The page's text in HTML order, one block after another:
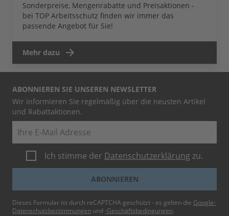
Sonderpreise, Mengenrabatte und Preisaktionen -
bei TOP Arbeitsschutz finden wir immer das
passende Angebot für Sie!
Mehr dazu
ABONNIEREN SIE UNSEREN NEWSLETTER
Wir informieren Sie regelmäßig über die neusten Artikel
und Rabattaktionen.
Ich stimme der Datenschutzerklärung zu.
ABONNIEREN
Dieses Formular ist durch reCAPTCHA geschützt - es gelten die Google-
Datenschutzbestimmungen und -Geschäftsbedingungen.